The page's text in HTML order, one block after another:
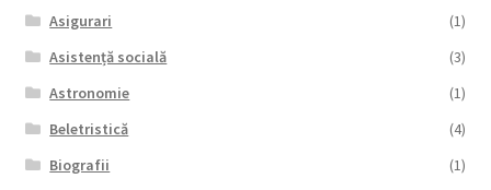
Asigurari
(1)
Asistență socială
(3)
Astronomie
(1)
Beletristică
(4)
Biografii
(1)